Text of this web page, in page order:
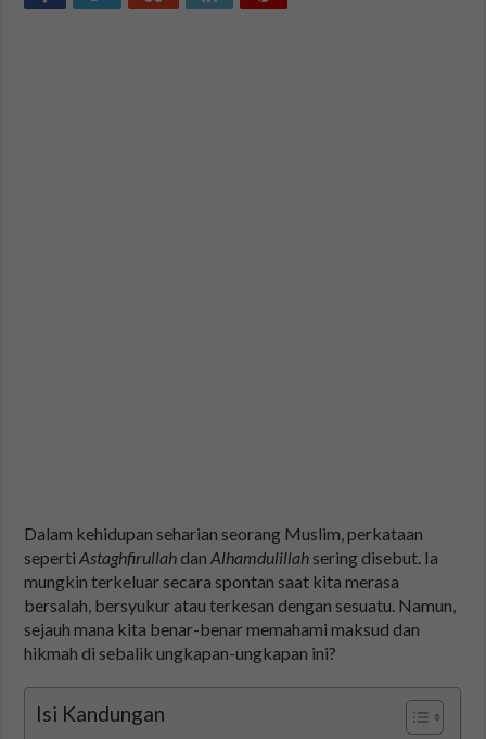
Dalam kehidupan seharian seorang Muslim, perkataan
sepertiAstaghfirullah danAlhamdulillah sering disebut. Ia
mungkin terkeluar secara spontan saat kita merasa
bersalah, bersyukur atau terkesan dengan sesuatu. Namun,
sejauh mana kita benar-benar memahami maksud dan
hikmah di sebalik ungkapan-ungkapan ini?
Isi Kandungan